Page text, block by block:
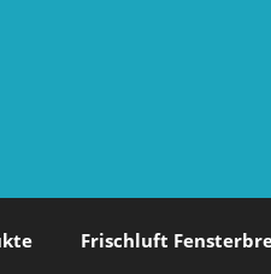
Frischluft